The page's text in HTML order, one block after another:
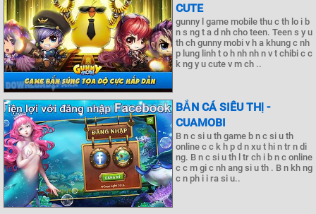
CUTE
gunny l game mobile thu c th lo i b
n s ng t a d nh cho teen. Teen s y u
th ch gunny mobi v h a khung c nh
p lung linh t o h nh nh n v t chibi c c
k ng y u cute v m ch ..
BẮN CÁ SIÊU THỊ -
CUAMOBI
B n c si u th game b n c si u th
online c c k h p d n xu t hi n tr n di
ng. B n c si u th l tr ch i b n c online
c c m gi c nh ang si u th . B n kh ng
c n ph i i ra si u..